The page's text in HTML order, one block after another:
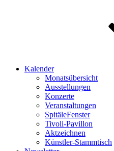
Kalender
Monatsübersicht
Ausstellungen
Konzerte
Veranstaltungen
SpitäleFenster
Tivoli-Pavillon
Aktzeichnen
Künstler-Stammtisch